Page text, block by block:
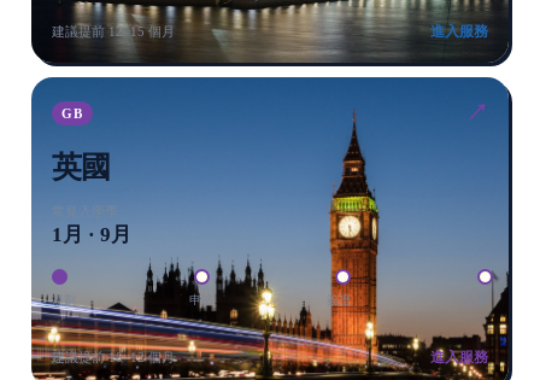
建議提前 12–15 個月 進入服務
GB ↗
英國
常見入學季
1月 · 9月
規劃 申請 簽證
建議提前 10–12 個月 進入服務